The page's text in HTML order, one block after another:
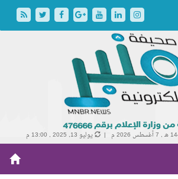
7 أغسطس 2026 م | يوليو 13, 2025 , 13:00 م